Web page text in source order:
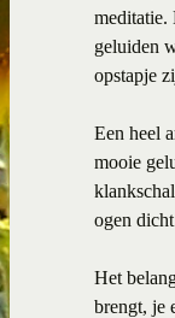
meditatie.
geluiden
opstapje
Een heel
mooie
ogen
Het
brengt, je